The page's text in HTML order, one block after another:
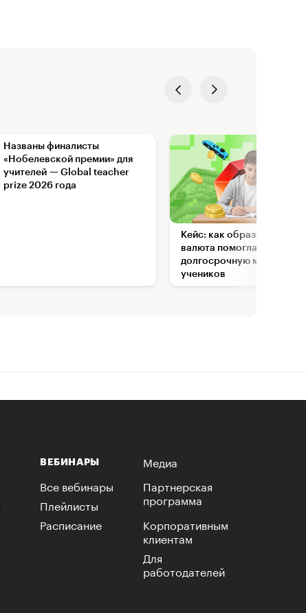
Названы финалисты
«Нобелевской премии» для
учителей — Global teacher
prize 2026 года
Кейс: как
валюта помогла
долгосрочную мотивацию
учеников
ВЕБИНАРЫ
Все вебинары
Плейлисты
Расписание
Медиа
Партнерская
программа
Корпоративным
клиентам
Для
работодателей